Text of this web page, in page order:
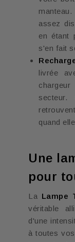
assez
en étant
s'en fait
livrée
secteur.
quand
Une
pour
La Lampe
véritable
d'une
à toutes